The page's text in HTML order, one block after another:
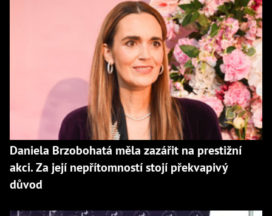
Daniela Brzobohatá měla zazářit na prestižní
akci. Za její nepřítomností stojí překvapivý
důvod